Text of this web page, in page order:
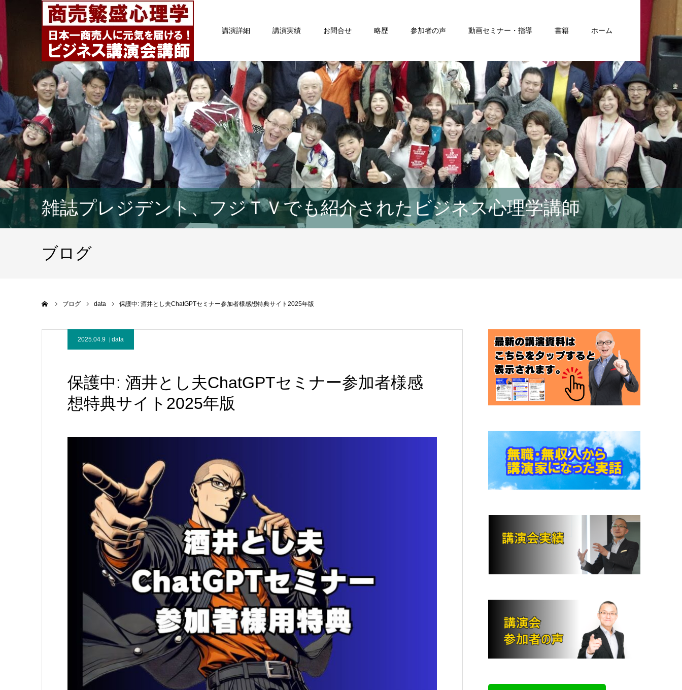
講演詳細 講演実績 お問合せ 略歴 参加者の声 動画セミナー・指導 書籍 ホーム
雑誌プレジデント、フジＴＶでも紹介されたビジネス心理学講師
ブログ
ブログ data 保護中: 酒井とし夫ChatGPTセミナー参加者様感想特典サイト2025年版
2025.04.9 data
保護中: 酒井とし夫ChatGPTセミナー参加者様感
想特典サイト2025年版